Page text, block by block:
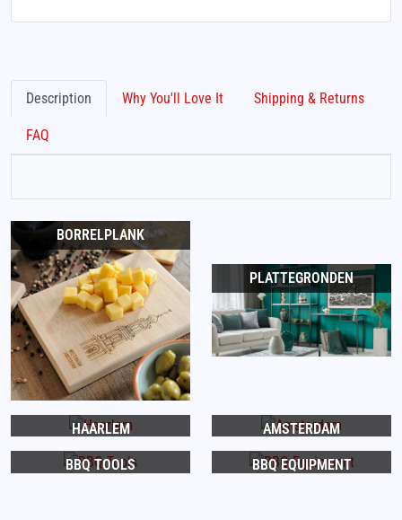
Description Why You'll Love It Shipping & Returns
FAQ
BORRELPLANK
PLATTEGRONDEN
HAARLEM AMSTERDAM
BBQ TOOLS BBQ EQUIPMENT